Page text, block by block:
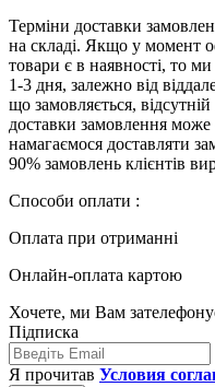
Терміни доставки
на складі. Якщо у момент
товари є в наявності, то
1-3 дня, залежно від
що замовляється,
доставки замовлення
намагаємося доставляти
90% замовлень клієнтів
Способи оплати :
Оплата при отриманні
Онлайн-оплата картою
Хочете, ми Вам
Підписка
Я прочитав Условия